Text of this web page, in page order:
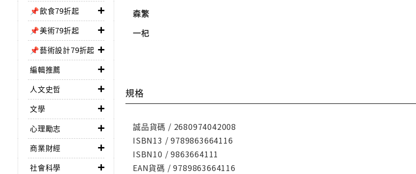
📌飲食79折起
📌美術79折起
📌藝術設計79折起
編輯推薦
人文史哲
文學
心理勵志
商業財經
社會科學
森繁
一杞
規格
誠品貨碼 / 2680974042008
ISBN13 / 9789863664116
ISBN10 / 9863664111
EAN貨碼 / 9789863664116